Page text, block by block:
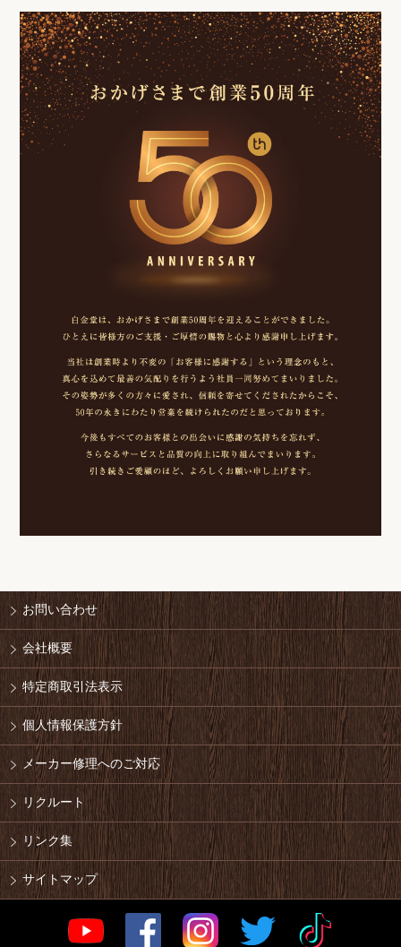
お
お問い合わせ
会社概要
特定商取引法表示
個人情報保護方針
メーカー修理へのご対応
リクルート
リンク集
サイトマップ